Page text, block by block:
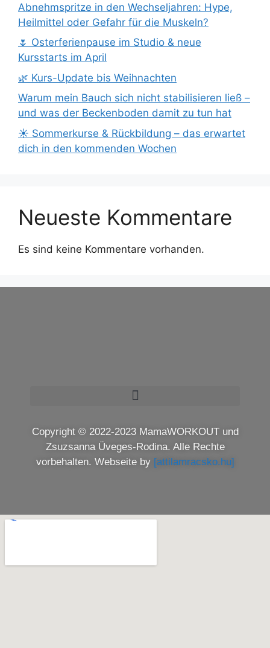
Abnehmspritze in den Wechseljahren: Hype,
Heilmittel oder Gefahr für die Muskeln?
🌷 Osterferienpause im Studio & neue
Kursstarts im April
🌿 Kurs-Update bis Weihnachten
Warum mein Bauch sich nicht stabilisieren ließ –
und was der Beckenboden damit zu tun hat
☀️ Sommerkurse & Rückbildung – das erwartet
dich in den kommenden Wochen
Neueste Kommentare
Es sind keine Kommentare vorhanden.
Copyright © 2022-2023 MamaWORKOUT und
Zsuzsanna Üveges-Rodina. Alle Rechte
vorbehalten. Webseite by [attilamracsko.hu]